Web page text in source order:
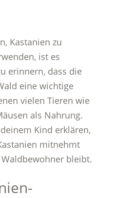
Kastanien zu
ist es
erinnern, dass die
eine wichtige
vielen Tieren wie
als Nahrung.
Kind erklären,
mitnehmt
bleibt.